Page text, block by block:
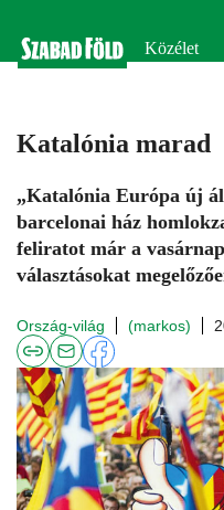
Közélet
Katalónia marad
„Katalónia Európa új
barcelonai ház
feliratot már a
választásokat
Ország-világ (markos)